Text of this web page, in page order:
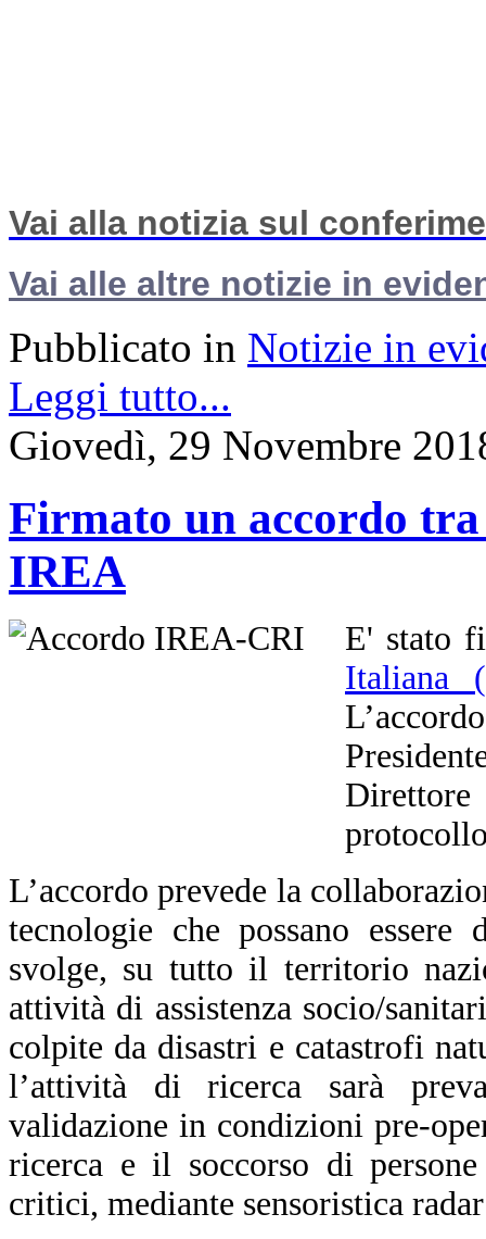
Vai alla notizia sul
Vai alle altre notizie in
Pubblicato in Notizie in
Leggi tutto...
Giovedì, 29 Novembre
Firmato un accordo
IREA
E' stato
Italiana
L’accordo prevede la
tecnologie che possano
svolge, su tutto il territorio
attività di assistenza socio/
colpite da disastri e catastrofi
l’attività di ricerca sarà
validazione in condizioni pre-
ricerca e il soccorso di
critici, mediante sensoristica